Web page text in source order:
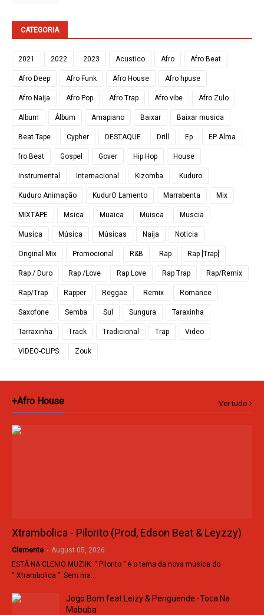
CATEGORIA
2021 2022 2023 Acustico Afro Afro Beat
Afro Deep Afro Funk Afro House Afro hpuse
Afro Naija Afro Pop Afro Trap Afro vibe Afro Zulo
Album Álbum Amapiano Baixar Baixar musica
Beat Tape Cypher DESTAQUE Drill Ep EP Alma
fro Beat Gospel Gover Hip Hop House
Instrumental Internacional Kizomba Kuduro
Kuduro Animação KudurO Lamento Marrabenta Mix
MIXTAPE Msica Muaica Muisca Muscia
Musica Música Músicas Naija Noticia
Original Mix Promocional R&B Rap Rap [Trap]
Rap / Duro Rap /Love Rap Love Rap Trap Rap/Remix
Rap/Trap Rapper Reggae Remix Romance
Saxofone Semba Sul Sungura Taraxinha
Tarraxinha Track Tradicional Trap Video
VIDEO-CLIPS Zouk
+Afro House Ver tudo
Xtrambolica - Pilorito (Prod, Edson Beat & Leyzzy)
Clemente - August 05, 2026
ESTÁ NA CLENIO MUZIIK: “ Pilorito ” é o tema da nova música do
“ Xtrambolica ”. Sem ma…
Jogo Bom feat Leizy & Penguende -Toca Na
Mabuba